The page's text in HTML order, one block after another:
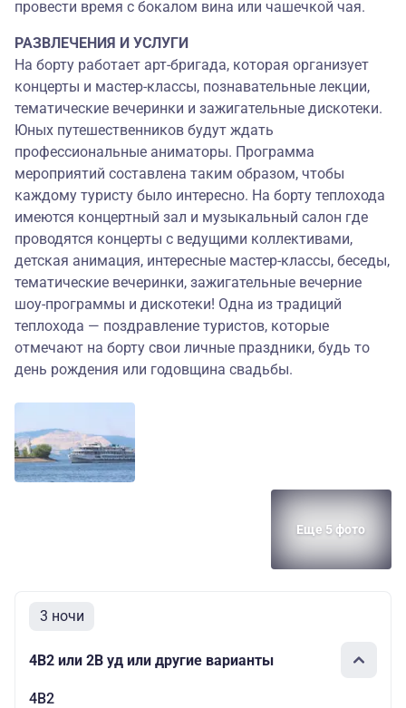
провести время с бокалом вина или чашечкой чая.
РАЗВЛЕЧЕНИЯ И УСЛУГИ
На борту работает арт-бригада, которая организует
концерты и мастер-классы, познавательные лекции,
тематические вечеринки и зажигательные дискотеки.
Юных путешественников будут ждать
профессиональные аниматоры. Программа
мероприятий составлена таким образом, чтобы
каждому туристу было интересно. На борту теплохода
имеются концертный зал и музыкальный салон где
проводятся концерты с ведущими коллективами,
детская анимация, интересные мастер-классы, беседы,
тематические вечеринки, зажигательные вечерние
шоу-программы и дискотеки! Одна из традиций
теплохода — поздравление туристов, которые
отмечают на борту свои личные праздники, будь то
день рождения или годовщина свадьбы.
Еще 5 фото
3 ночи
4В2 или 2В уд или другие варианты
4В2